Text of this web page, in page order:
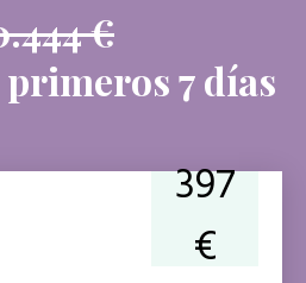
€
primeros 7 días
397
€